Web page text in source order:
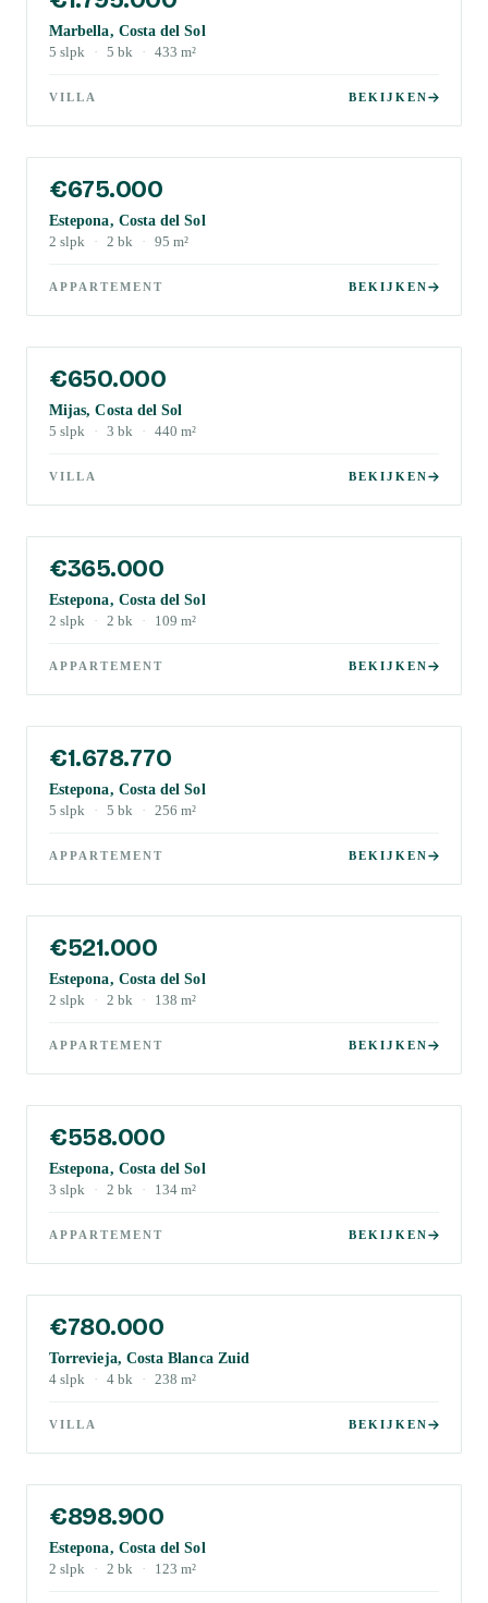
Marbella, Costa del Sol
5 slpk · 5 bk · 433 m²
VILLA BEKIJKEN
€675.000
Estepona, Costa del Sol
2 slpk · 2 bk · 95 m²
APPARTEMENT BEKIJKEN
€650.000
Mijas, Costa del Sol
5 slpk · 3 bk · 440 m²
VILLA BEKIJKEN
€365.000
Estepona, Costa del Sol
2 slpk · 2 bk · 109 m²
APPARTEMENT BEKIJKEN
€1.678.770
Estepona, Costa del Sol
5 slpk · 5 bk · 256 m²
APPARTEMENT BEKIJKEN
€521.000
Estepona, Costa del Sol
2 slpk · 2 bk · 138 m²
APPARTEMENT BEKIJKEN
€558.000
Estepona, Costa del Sol
3 slpk · 2 bk · 134 m²
APPARTEMENT BEKIJKEN
€780.000
Torrevieja, Costa Blanca Zuid
4 slpk · 4 bk · 238 m²
VILLA BEKIJKEN
€898.900
Estepona, Costa del Sol
2 slpk · 2 bk · 123 m²